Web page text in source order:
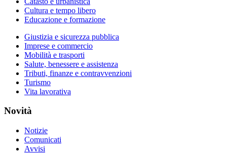
Cultura e tempo libero
Educazione e formazione
Giustizia e sicurezza pubblica
Imprese e commercio
Mobilità e trasporti
Salute, benessere e assistenza
Tributi, finanze e contravvenzioni
Turismo
Vita lavorativa
Novità
Notizie
Comunicati
Avvisi